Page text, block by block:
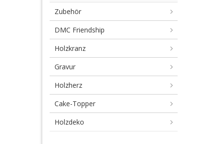
Zubehör
DMC Friendship
Holzkranz
Gravur
Holzherz
Cake-Topper
Holzdeko